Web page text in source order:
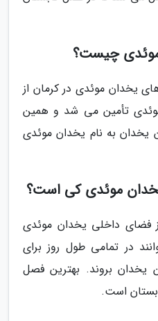
موئدی چیست؟
یخدان موئدی در کرمان از
تأمین می شد و همین
به نام یخدان موئدی
یخدان موئدی کی است؟
فضای داخلی یخدان موئدی
در تمامی طول روز برای
یخدان بروند. بهترین فصل
است.